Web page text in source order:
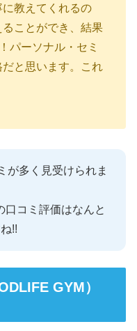
教えてくれるの
ことができ、結果
パーソナル・セミ
と思います。これ
が多く見受けられま
口コミ評価はなんと
!!
GYM）